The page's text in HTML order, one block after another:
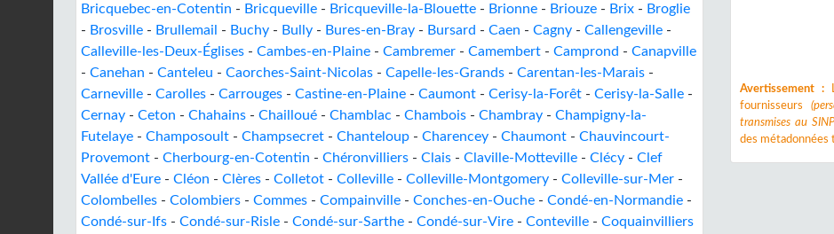
Bricquebec-en-Cotentin - Bricqueville - Bricqueville-la-Blouette - Brionne - Briouze - Brix - Broglie
- Brosville - Brullemail - Buchy - Bully - Bures-en-Bray - Bursard - Caen - Cagny - Callengeville -
Calleville-les-Deux-Églises - Cambes-en-Plaine - Cambremer - Camembert - Camprond - Canapville
- Canehan - Canteleu - Caorches-Saint-Nicolas - Capelle-les-Grands - Carentan-les-Marais -
Carneville - Carolles - Carrouges - Castine-en-Plaine - Caumont - Cerisy-la-Forêt - Cerisy-la-Salle -
Cernay - Ceton - Chahains - Chailloué - Chamblac - Chambois - Chambray - Champigny-la-
Futelaye - Champosoult - Champsecret - Chanteloup - Charencey - Chaumont - Chauvincourt-
Provemont - Cherbourg-en-Cotentin - Chéronvilliers - Clais - Claville-Motteville - Clécy - Clef
Vallée d'Eure - Cléon - Clères - Colletot - Colleville - Colleville-Montgomery - Colleville-sur-Mer -
Colombelles - Colombiers - Commes - Compainville - Conches-en-Ouche - Condé-en-Normandie -
Condé-sur-Ifs - Condé-sur-Risle - Condé-sur-Sarthe - Condé-sur-Vire - Conteville - Coquainvilliers
Avertissement :
fournisseurs
transmises au
des métadonnées